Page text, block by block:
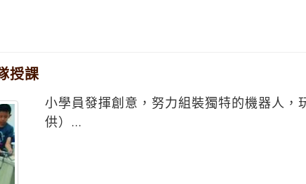
授課
小學員發揮創意，努力組裝獨特的機器人
供）...